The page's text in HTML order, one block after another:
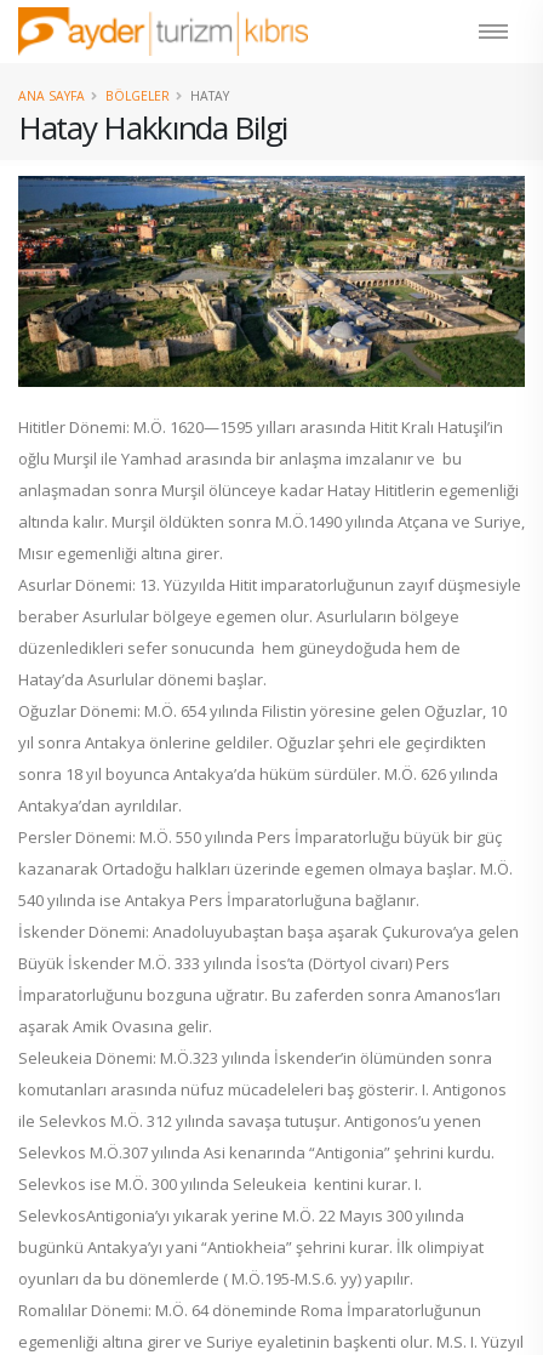
Hatay Hakkında Bilgi
ANA SAYFA BÖLGELER HATAY
Hititler Dönemi: M.Ö. 1620—1595 yılları arasında Hitit Kralı Hatuşil’in
oğlu Murşil ile Yamhad arasında bir anlaşma imzalanır ve bu
anlaşmadan sonra Murşil ölünceye kadar Hatay Hititlerin egemenliği
altında kalır. Murşil öldükten sonra M.Ö.1490 yılında Atçana ve Suriye,
Mısır egemenliği altına girer.
Asurlar Dönemi: 13. Yüzyılda Hitit imparatorluğunun zayıf düşmesiyle
beraber Asurlular bölgeye egemen olur. Asurluların bölgeye
düzenledikleri sefer sonucunda hem güneydoğuda hem de
Hatay’da Asurlular dönemi başlar.
Oğuzlar Dönemi: M.Ö. 654 yılında Filistin yöresine gelen Oğuzlar, 10
yıl sonra Antakya önlerine geldiler. Oğuzlar şehri ele geçirdikten
sonra 18 yıl boyunca Antakya’da hüküm sürdüler. M.Ö. 626 yılında
Antakya’dan ayrıldılar.
Persler Dönemi: M.Ö. 550 yılında Pers İmparatorluğu büyük bir güç
kazanarak Ortadoğu halkları üzerinde egemen olmaya başlar. M.Ö.
540 yılında ise Antakya Pers İmparatorluğuna bağlanır.
İskender Dönemi: Anadoluyubaştan başa aşarak Çukurova’ya gelen
Büyük İskender M.Ö. 333 yılında İsos’ta (Dörtyol civarı) Pers
İmparatorluğunu bozguna uğratır. Bu zaferden sonra Amanos’ları
aşarak Amik Ovasına gelir.
Seleukeia Dönemi: M.Ö.323 yılında İskender’in ölümünden sonra
komutanları arasında nüfuz mücadeleleri baş gösterir. I. Antigonos
ile Selevkos M.Ö. 312 yılında savaşa tutuşur. Antigonos’u yenen
Selevkos M.Ö.307 yılında Asi kenarında “Antigonia” şehrini kurdu.
Selevkos ise M.Ö. 300 yılında Seleukeia kentini kurar. I.
SelevkosAntigonia’yı yıkarak yerine M.Ö. 22 Mayıs 300 yılında
bugünkü Antakya’yı yani “Antiokheia” şehrini kurar. İlk olimpiyat
oyunları da bu dönemlerde ( M.Ö.195-M.S.6. yy) yapılır.
Romalılar Dönemi: M.Ö. 64 döneminde Roma İmparatorluğunun
egemenliği altına girer ve Suriye eyaletinin başkenti olur. M.S. I. Yüzyıl